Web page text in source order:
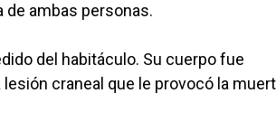
de ambas personas.
del habitáculo. Su cuerpo fue
craneal que le provocó la